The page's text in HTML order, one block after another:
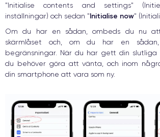
"Initialise contents and settings"
inställningar) och sedan "Initialise now"
Om du har en sådan, ombeds du nu
skärmlåset och, om du har en
begränsningar. När du har gett din
du behöver göra att vänta, och inom
din smartphone att vara som ny.